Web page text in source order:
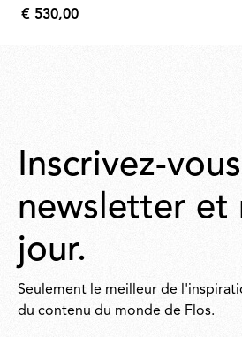
€
€ 530,00
Inscrivez-
newsletter et
jour.
Seulement le meilleur de
du contenu du monde de Flos.